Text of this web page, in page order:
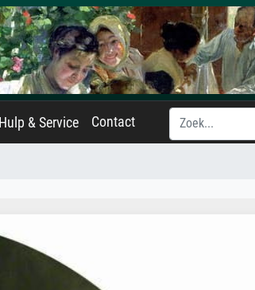
Hulp & Service Contact